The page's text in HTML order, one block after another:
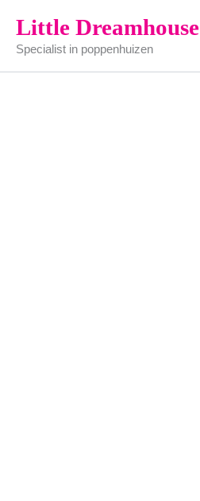
naar
inhoud
Little Dreamhouse
Specialist in poppenhuizen
aantal